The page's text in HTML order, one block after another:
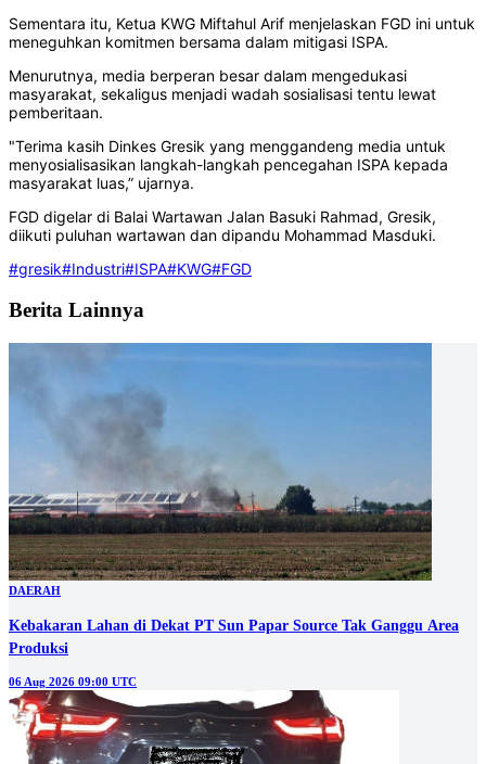
Sementara itu, Ketua KWG Miftahul Arif menjelaskan FGD ini untuk
meneguhkan komitmen bersama dalam mitigasi ISPA.
Menurutnya, media berperan besar dalam mengedukasi
masyarakat, sekaligus menjadi wadah sosialisasi tentu lewat
pemberitaan.
"Terima kasih Dinkes Gresik yang menggandeng media untuk
menyosialisasikan langkah-langkah pencegahan ISPA kepada
masyarakat luas,” ujarnya.
FGD digelar di Balai Wartawan Jalan Basuki Rahmad, Gresik,
diikuti puluhan wartawan dan dipandu Mohammad Masduki.
#gresik#Industri#ISPA#KWG#FGD
Berita Lainnya
DAERAH
Kebakaran Lahan di Dekat PT Sun Papar Source Tak Ganggu Area
Produksi
06 Aug 2026 09:00 UTC